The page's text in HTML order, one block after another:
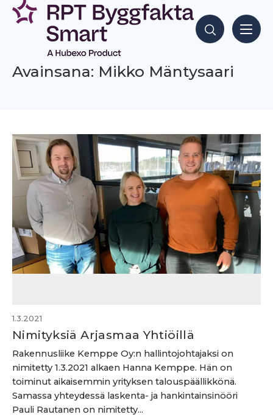
Siirry
sisältöön
Hae sisältöjä
Avainsana: Mikko Mäntysaari
1.3.2021
Nimityksiä Arjasmaa Yhtiöillä
Rakennusliike Kemppe Oy:n hallintojohtajaksi on
nimitetty 1.3.2021 alkaen Hanna Kemppe. Hän on
toiminut aikaisemmin yrityksen talouspäällikkönä.
Samassa yhteydessä laskenta- ja hankintainsinööri
Pauli Rautanen on nimitetty...